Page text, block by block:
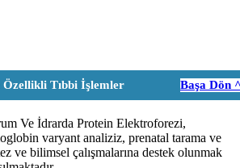
Tıbbi İşlemler Başa Dön
Ve İdrarda Protein Elektroforezi,
varyant analiziz, prenatal tarama ve
ve bilimsel çalışmalarına destek olunmak